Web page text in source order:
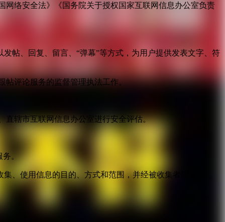
络安全法》《国务院关于授权国家互联网信息办公室负责
帖、回复、留言、“弹幕”等方式，为用户提供发表文字、符
帖评论服务的监督管理执法工作。
直辖市互联网信息办公室进行安全评估。
务。
、使用信息的目的、方式和范围，并经被收集者同意。